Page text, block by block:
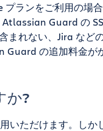
ランをご利用の場合
Guard の
まれない、Jira など
Guard の追加料金が
か?
いただけます。しか